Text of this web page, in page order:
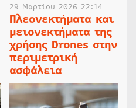
29 Μαρτίου 2026 22:14
Πλεονεκτήματα και
μειονεκτήματα της
χρήσης Drones στην
περιμετρική
ασφάλεια